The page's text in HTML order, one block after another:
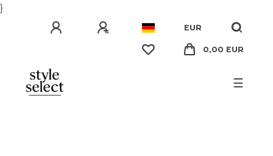
}
EUR
0,00 EUR
☰